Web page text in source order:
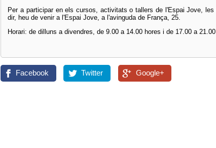
Per a participar en els cursos, activitats o tallers de l'Espai Jove,
dir, heu de venir a l'Espai Jove, a l'avinguda de França, 25.
Horari: de dilluns a divendres, de 9.00 a 14.00 hores i de 17.00 a
Facebook Twitter Google+